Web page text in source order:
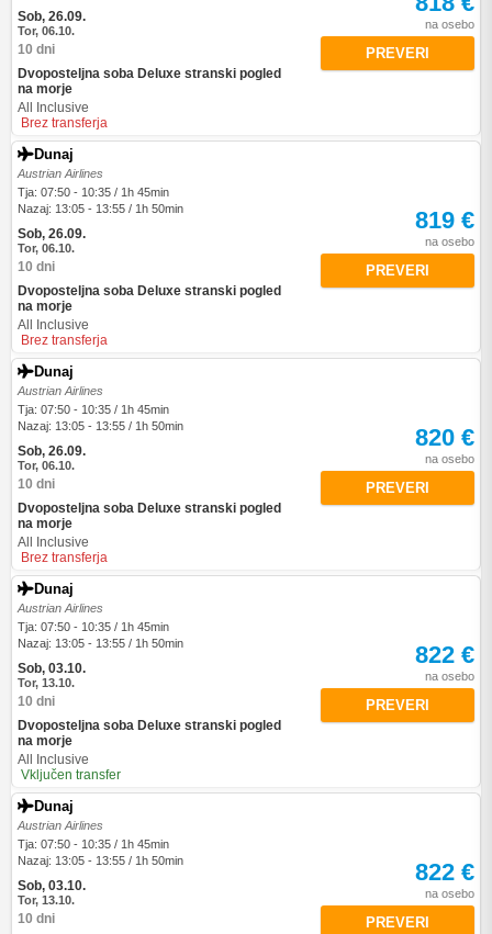
Sob, 26.09.
Tor, 06.10.
10 dni
Dvoposteljna soba Deluxe stranski pogled
na morje
All Inclusive
Brez transferja
na osebo
PREVERI
Dunaj
Austrian Airlines
Tja: 07:50 - 10:35 / 1h 45min
Nazaj: 13:05 - 13:55 / 1h 50min
Sob, 26.09.
Tor, 06.10.
10 dni
Dvoposteljna soba Deluxe stranski pogled
na morje
All Inclusive
Brez transferja
819 €
na osebo
PREVERI
Dunaj
Austrian Airlines
Tja: 07:50 - 10:35 / 1h 45min
Nazaj: 13:05 - 13:55 / 1h 50min
Sob, 26.09.
Tor, 06.10.
10 dni
Dvoposteljna soba Deluxe stranski pogled
na morje
All Inclusive
Brez transferja
820 €
na osebo
PREVERI
Dunaj
Austrian Airlines
Tja: 07:50 - 10:35 / 1h 45min
Nazaj: 13:05 - 13:55 / 1h 50min
Sob, 03.10.
Tor, 13.10.
10 dni
Dvoposteljna soba Deluxe stranski pogled
na morje
All Inclusive
Vključen transfer
822 €
na osebo
PREVERI
Dunaj
Austrian Airlines
Tja: 07:50 - 10:35 / 1h 45min
Nazaj: 13:05 - 13:55 / 1h 50min
Sob, 03.10.
Tor, 13.10.
10 dni
822 €
na osebo
PREVERI